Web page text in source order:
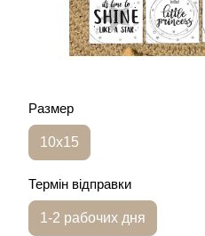
Размер
10х15
Термін відправки
1-2 рабочих дня